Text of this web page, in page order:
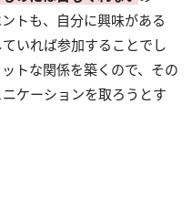
トも、自分に興味がある
いれば参加することでし
トな関係を築くので、その
ケーションを取ろうとす